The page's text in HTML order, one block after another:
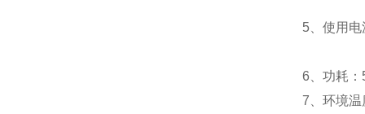
5、使用
6、功耗：
7、环境温